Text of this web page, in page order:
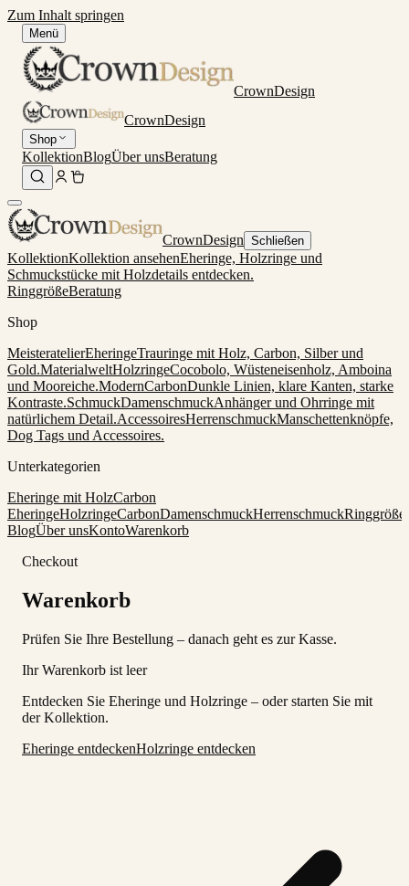
Zum Inhalt springen
Menü
CrownDesign
CrownDesign
Shop
KollektionBlogÜber unsBeratung
CrownDesign Schließen
KollektionKollektion ansehenEheringe, Holzringe und
Schmuckstücke mit Holzdetails entdecken.
RinggrößeBeratung
Shop
MeisteratelierEheringeTrauringe mit Holz, Carbon, Silber und
Gold.MaterialweltHolzringeCocobolo, Wüsteneisenholz, Amboina
und Mooreiche.ModernCarbonDunkle Linien, klare Kanten, starke
Kontraste.SchmuckDamenschmuckAnhänger und Ohrringe mit
natürlichem Detail.AccessoiresHerrenschmuckManschettenknöpfe,
Dog Tags und Accessoires.
Unterkategorien
Eheringe mit HolzCarbon
EheringeHolzringeCarbonDamenschmuckHerrenschmuckRinggröße
BlogÜber unsKontoWarenkorb
Checkout
Warenkorb
Prüfen Sie Ihre Bestellung – danach geht es zur Kasse.
Ihr Warenkorb ist leer
Entdecken Sie Eheringe und Holzringe – oder starten Sie mit
der Kollektion.
Eheringe entdeckenHolzringe entdecken